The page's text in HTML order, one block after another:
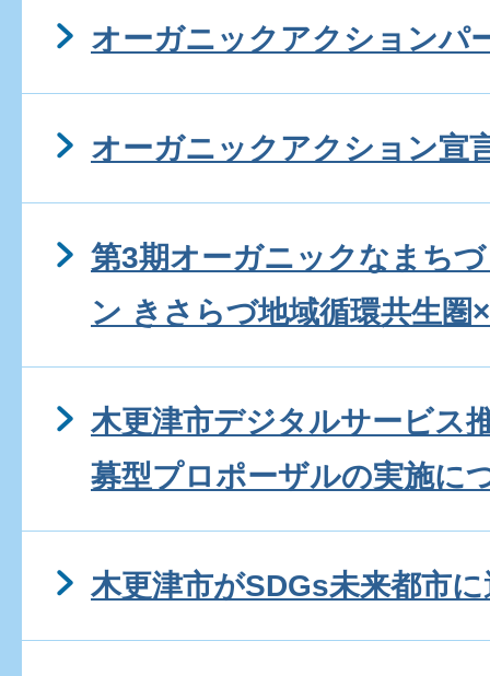
オーガニックアクションパ
オーガニックアクション宣
第3期オーガニックなまち
ン きさらづ地域循環共生圏
木更津市デジタルサービス
募型プロポーザルの実施に
木更津市がSDGs未来都市